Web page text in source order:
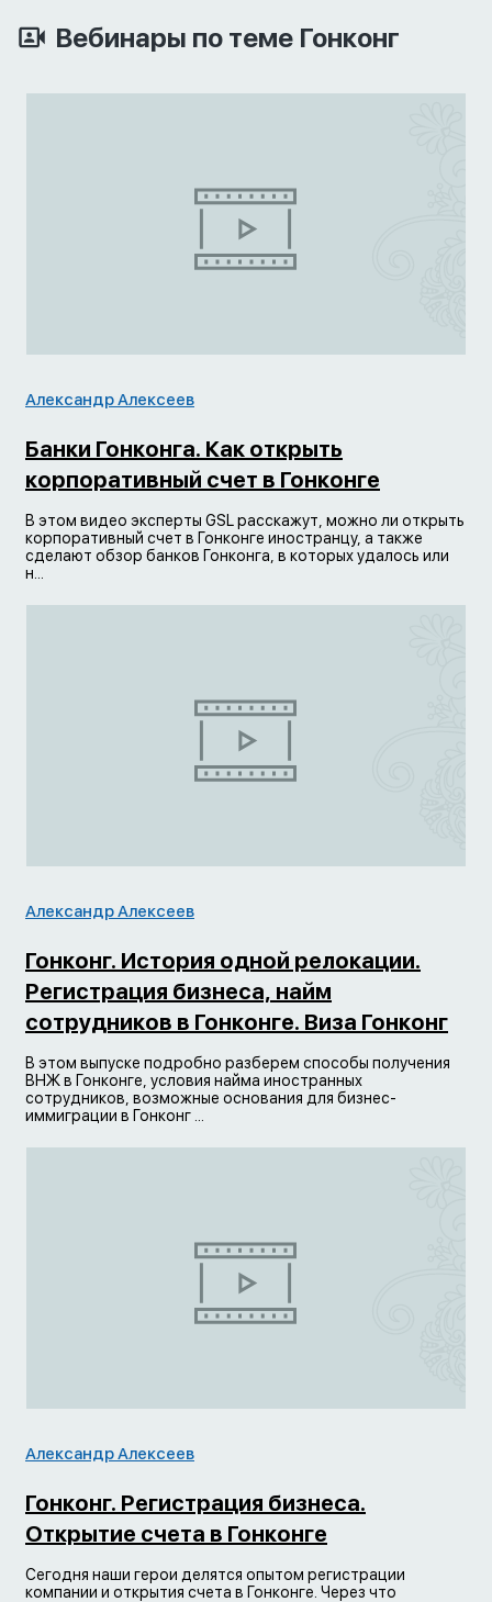
Вебинары по теме Гонконг
Александр Алексеев
Банки Гонконга. Как открыть
корпоративный счет в Гонконге
В этом видео эксперты GSL расскажут, можно ли открыть
корпоративный счет в Гонконге иностранцу, а также
сделают обзор банков Гонконга, в которых удалось или
н...
Александр Алексеев
Гонконг. История одной релокации.
Регистрация бизнеса, найм
сотрудников в Гонконге. Виза Гонконг
В этом выпуске подробно разберем способы получения
ВНЖ в Гонконге, условия найма иностранных
сотрудников, возможные основания для бизнес-
иммиграции в Гонконг ...
Александр Алексеев
Гонконг. Регистрация бизнеса.
Открытие счета в Гонконге
Сегодня наши герои делятся опытом регистрации
компании и открытия счета в Гонконге. Через что